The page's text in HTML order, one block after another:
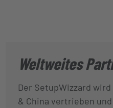
Weltweites
Der SetupWizzard
& China vertrieben